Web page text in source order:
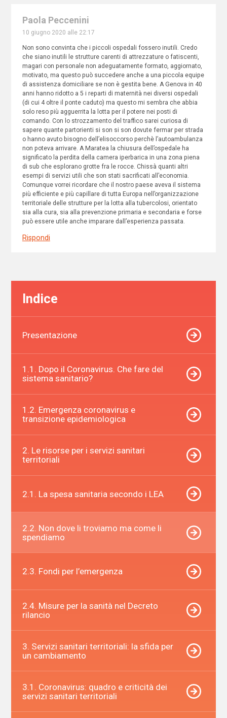
Paola Peccenini
10 giugno 2020 alle 22:17
Non sono convinta che i piccoli ospedali fossero inutili. Credo
che siano inutili le strutture carenti di attrezzature o fatiscenti,
magari con personale non adeguatamente formato, aggiornato,
motivato, ma questo può succedere anche a una piccola equipe
di assistenza domiciliare se non è gestita bene. A Genova in 40
anni hanno ridotto a 5 i reparti di maternità nei diversi ospedali
(di cui 4 oltre il ponte caduto) ma questo mi sembra che abbia
solo reso più agguerrita la lotta per il potere nei posti di
comando. Con lo strozzamento del traffico sarei curiosa di
sapere quante partorienti si son si son dovute fermar per strada
o hanno avuto bisogno dell’elisoccorso perchè l’autoambulanza
non poteva arrivare. A Maratea la chiusura dell’ospedale ha
significato la perdita della camera iperbarica in una zona piena
di sub che esplorano grotte fra le rocce. Chissà quanti altri
esempi di servizi utili che son stati sacrificati all’economia.
Comunque vorrei ricordare che il nostro paese aveva il sistema
più efficiente e più capillare di tutta Europa nell’organizzazione
territoriale delle strutture per la lotta alla tubercolosi, orientato
sia alla cura, sia alla prevenzione primaria e secondaria e forse
può essere utile anche imparare dall’esperienza passata.
Rispondi
Indice
Presentazione
1.1. Dopo il Coronavirus. Che fare del
sistema sanitario?
1.2. Emergenza coronavirus e
transizione epidemiologica
2. Le risorse per i servizi sanitari
territoriali
2.1. La spesa sanitaria secondo i LEA
2.2. Non dove li troviamo ma come li
spendiamo
2.3. Fondi per l’emergenza
2.4. Misure per la sanità nel Decreto
rilancio
3. Servizi sanitari territoriali: la sfida per
un cambiamento
3.1. Coronavirus: quadro e criticità dei
servizi sanitari territoriali